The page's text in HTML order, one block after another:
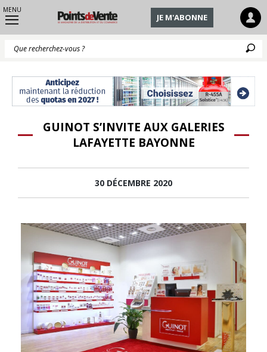
MENU
JE M'ABONNE
GUINOT S’INVITE AUX GALERIES
LAFAYETTE BAYONNE
30 DÉCEMBRE 2020